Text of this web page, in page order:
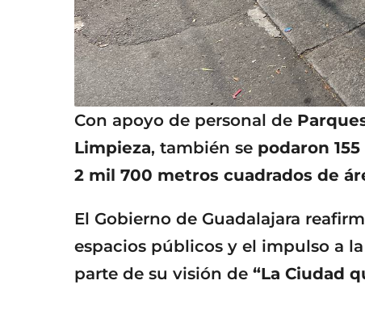
Con apoyo de personal de
Limpieza, también se podaron
2 mil 700 metros cuadrados de
El Gobierno de Guadalajara
espacios públicos y el impulso a
parte de su visión de “La Ciudad